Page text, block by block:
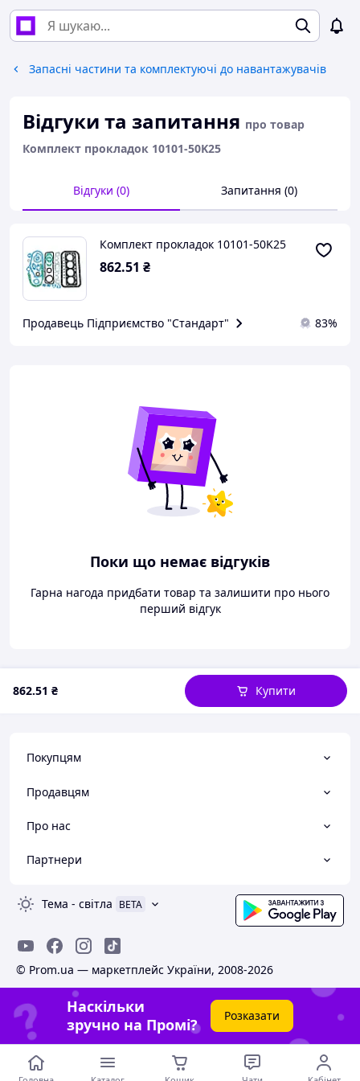
Запасні частини та комплектуючі до навантажувачів
Відгуки та запитання про товар
Комплект прокладок 10101-50K25
Відгуки (0) Запитання (0)
Поки що немає відгуків
Гарна нагода придбати товар та залишити про нього
перший відгук
Комплект прокладок 10101-50K25
862.51 ₴
Продавець Підприємство "Стандарт" 83%
862.51 ₴ Купити
Покупцям
Продавцям
Про нас
Партнери
Тема - світла BETA
© Prom.ua — маркетплейс України, 2008-2026
Наскільки
зручно на Промі?
Розказати